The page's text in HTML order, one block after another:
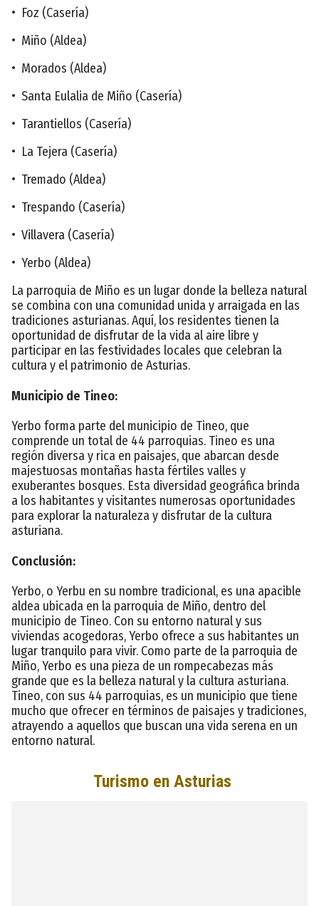
• Foz (Casería)
• Miño (Aldea)
• Morados (Aldea)
• Santa Eulalia de Miño (Casería)
• Tarantiellos (Casería)
• La Tejera (Casería)
• Tremado (Aldea)
• Trespando (Casería)
• Villavera (Casería)
• Yerbo (Aldea)
La parroquia de Miño es un lugar donde la belleza natural
se combina con una comunidad unida y arraigada en las
tradiciones asturianas. Aquí, los residentes tienen la
oportunidad de disfrutar de la vida al aire libre y
participar en las festividades locales que celebran la
cultura y el patrimonio de Asturias.
Municipio de Tineo:
Yerbo forma parte del municipio de Tineo, que
comprende un total de 44 parroquias. Tineo es una
región diversa y rica en paisajes, que abarcan desde
majestuosas montañas hasta fértiles valles y
exuberantes bosques. Esta diversidad geográfica brinda
a los habitantes y visitantes numerosas oportunidades
para explorar la naturaleza y disfrutar de la cultura
asturiana.
Conclusión:
Yerbo, o Yerbu en su nombre tradicional, es una apacible
aldea ubicada en la parroquia de Miño, dentro del
municipio de Tineo. Con su entorno natural y sus
viviendas acogedoras, Yerbo ofrece a sus habitantes un
lugar tranquilo para vivir. Como parte de la parroquia de
Miño, Yerbo es una pieza de un rompecabezas más
grande que es la belleza natural y la cultura asturiana.
Tineo, con sus 44 parroquias, es un municipio que tiene
mucho que ofrecer en términos de paisajes y tradiciones,
atrayendo a aquellos que buscan una vida serena en un
entorno natural.